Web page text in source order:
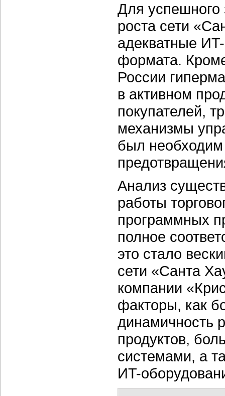
Для успешного
роста сети
адекватные
формата.
России
в активном
покупателей,
механизмы
был
Анализ
работы
программных
полное
это стало
сети «Санта
компании
факторы, как
динамичность
продуктов,
системами, а
ИT-